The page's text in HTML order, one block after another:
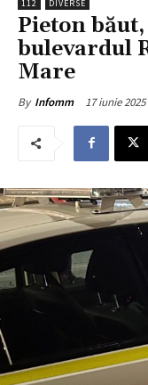
112 DIVERSE
Pieton
bulevardul
Mare
By Infomm 17 iunie 2025